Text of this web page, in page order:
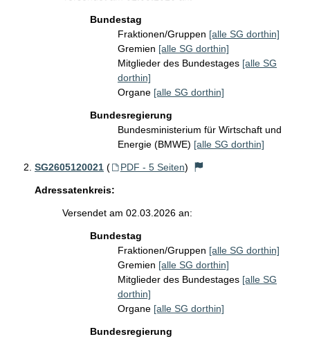
Bundestag
Fraktionen/Gruppen [alle SG dorthin]
Gremien [alle SG dorthin]
Mitglieder des Bundestages [alle SG
dorthin]
Organe [alle SG dorthin]
Bundesregierung
Bundesministerium für Wirtschaft und
Energie (BMWE) [alle SG dorthin]
SG2605120021 ( PDF - 5 Seiten)
Adressatenkreis:
Versendet am 02.03.2026 an:
Bundestag
Fraktionen/Gruppen [alle SG dorthin]
Gremien [alle SG dorthin]
Mitglieder des Bundestages [alle SG
dorthin]
Organe [alle SG dorthin]
Bundesregierung